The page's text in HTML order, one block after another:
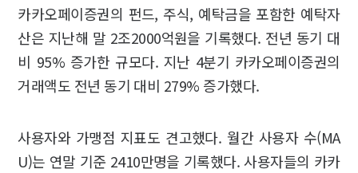
카카오페이증권의 펀드, 주식, 예탁금을 포함한 예탁자
산은 지난해 말 2조2000억원을 기록했다. 전년 동기 대
비 95% 증가한 규모다. 지난 4분기 카카오페이증권의
거래액도 전년 동기 대비 279% 증가했다.
사용자와 가맹점 지표도 견고했다. 월간 사용자 수(MA
U)는 연말 기준 2410만명을 기록했다. 사용자들의 카카